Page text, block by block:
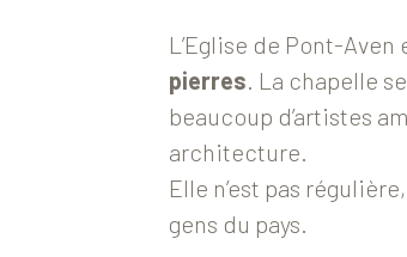
L’Eglise de Pont-
pierres . La chapelle
beaucoup d’artistes
architecture.
Elle n’est pas
gens du pays.